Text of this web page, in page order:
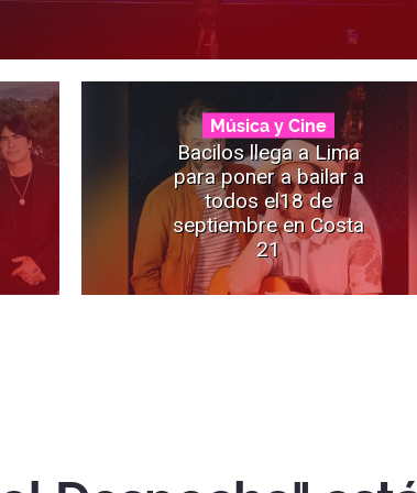
Música y Cine
Bacilos llega a Lima
para poner a bailar a
todos el18 de
septiembre en Costa
21